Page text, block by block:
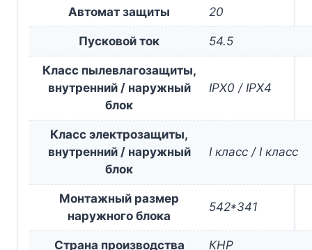
Автомат защиты 20
Пусковой ток 54.5
Класс пылевлагозащиты,
внутренний / наружный
блок
IPX0 / IPX4
Класс электрозащиты,
внутренний / наружный
блок
I класс / I класс
Монтажный размер
наружного блока
542*341
Страна производства КНР